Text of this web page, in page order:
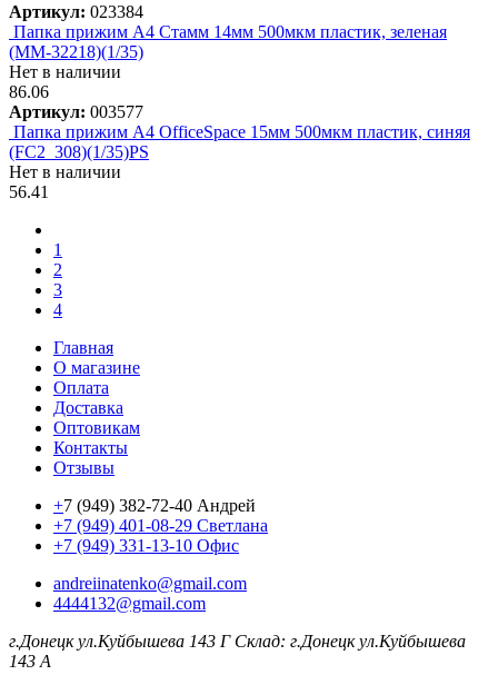
Артикул: 023384
Папка прижим А4 Стамм 14мм 500мкм пластик, зеленая
(ММ-32218)(1/35)
Нет в наличии
86.06
Артикул: 003577
Папка прижим А4 OfficeSpace 15мм 500мкм пластик, синяя
(FC2_308)(1/35)PS
Нет в наличии
56.41
1
2
3
4
Главная
О магазине
Оплата
Доставка
Оптовикам
Контакты
Отзывы
+7 (949) 382-72-40 Андрей
+7 (949) 401-08-29 Светлана
+7 (949) 331-13-10 Офис
andreiinatenko@gmail.com
4444132@gmail.com
г.Донецк ул.Куйбышева 143 Г Склад: г.Донецк ул.Куйбышева
143 А